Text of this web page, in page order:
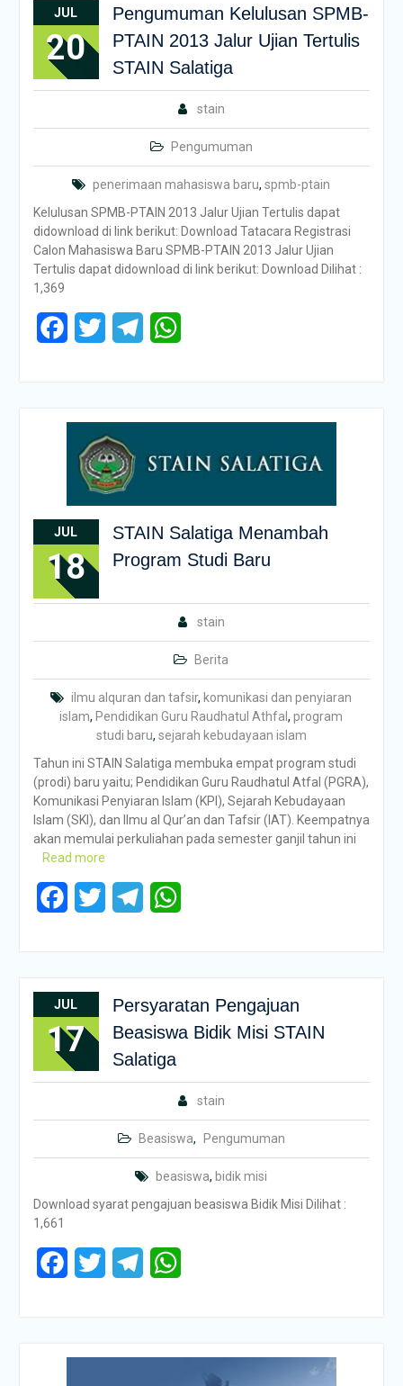
JUL
20
Pengumuman Kelulusan SPMB-
PTAIN 2013 Jalur Ujian Tertulis
STAIN Salatiga
stain
Pengumuman
penerimaan mahasiswa baru,spmb-ptain
Kelulusan SPMB-PTAIN 2013 Jalur Ujian Tertulis dapat
didownload di link berikut: Download Tatacara Registrasi
Calon Mahasiswa Baru SPMB-PTAIN 2013 Jalur Ujian
Tertulis dapat didownload di link berikut: Download Dilihat :
1,369
Facebook
Twitter Telegram
JUL
18
STAIN Salatiga Menambah
Program Studi Baru
stain
Berita
ilmu alquran dan tafsir, komunikasi dan penyiaran
islam, Pendidikan Guru Raudhatul Athfal,program
studi baru, sejarah kebudayaan islam
Tahun ini STAIN Salatiga membuka empat program studi
(prodi) baru yaitu; Pendidikan Guru Raudhatul Atfal (PGRA),
Komunikasi Penyiaran Islam (KPI), Sejarah Kebudayaan
Islam (SKI), dan Ilmu al Qur’an dan Tafsir (IAT). Keempatnya
akan memulai perkuliahan pada semester ganjil tahun ini
Read more
Facebook
Twitter Telegram
JUL
17
Persyaratan Pengajuan
Beasiswa Bidik Misi STAIN
Salatiga
stain
Beasiswa, Pengumuman
beasiswa, bidik misi
Download syarat pengajuan beasiswa Bidik Misi Dilihat :
1,661
Facebook
Twitter Telegram